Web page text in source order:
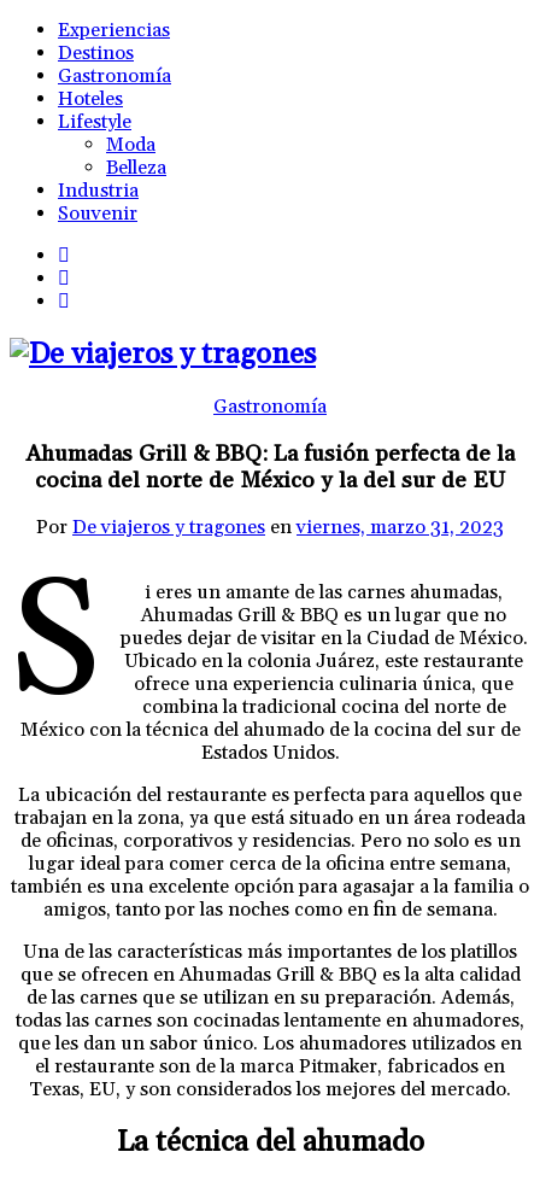
Experiencias
Destinos
Gastronomía
Hoteles
Lifestyle
Moda
Belleza
Industria
Souvenir
Gastronomía
Ahumadas Grill & BBQ: La fusión perfecta de la
cocina del norte de México y la del sur de EU
Por De viajeros y tragones enviernes, marzo 31, 2023
S
i eres un amante de las carnes ahumadas,
Ahumadas Grill & BBQ es un lugar que no
puedes dejar de visitar en la Ciudad de México.
Ubicado en la colonia Juárez, este restaurante
ofrece una experiencia culinaria única, que
combina la tradicional cocina del norte de
México con la técnica del ahumado de la cocina del sur de
Estados Unidos.
La ubicación del restaurante es perfecta para aquellos que
trabajan en la zona, ya que está situado en un área rodeada
de oficinas, corporativos y residencias. Pero no solo es un
lugar ideal para comer cerca de la oficina entre semana,
también es una excelente opción para agasajar a la familia o
amigos, tanto por las noches como en fin de semana.
Una de las características más importantes de los platillos
que se ofrecen en Ahumadas Grill & BBQ es la alta calidad
de las carnes que se utilizan en su preparación. Además,
todas las carnes son cocinadas lentamente en ahumadores,
que les dan un sabor único. Los ahumadores utilizados en
el restaurante son de la marca Pitmaker, fabricados en
Texas, EU, y son considerados los mejores del mercado.
La técnica del ahumado